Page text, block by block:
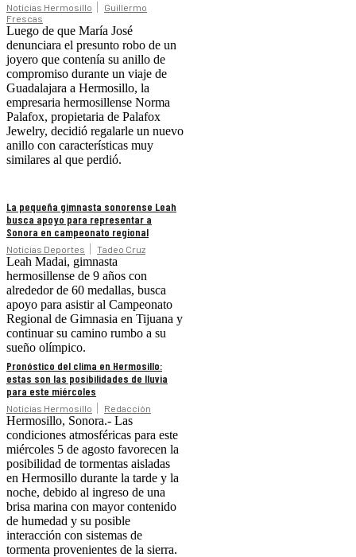
Noticias Hermosillo
Guillermo
Frescas
Luego de que María José
denunciara el presunto robo de un
joyero que contenía su anillo de
compromiso durante un viaje de
Guadalajara a Hermosillo, la
empresaria hermosillense Norma
Palafox, propietaria de Palafox
Jewelry, decidió regalarle un nuevo
anillo con características muy
similares al que perdió.
La pequeña gimnasta sonorense Leah
busca apoyo para representar a
Sonora en campeonato regional
Noticias Deportes Tadeo Cruz
Leah Madai, gimnasta
hermosillense de 9 años con
alrededor de 60 medallas, busca
apoyo para asistir al Campeonato
Regional de Gimnasia en Tijuana y
continuar su camino rumbo a su
sueño olímpico.
Pronóstico del clima en Hermosillo:
estas son las posibilidades de lluvia
para este miércoles
Noticias Hermosillo Redacción
Hermosillo, Sonora.- Las
condiciones atmosféricas para este
miércoles 5 de agosto favorecen la
posibilidad de tormentas aisladas
en Hermosillo durante la tarde y la
noche, debido al ingreso de una
brisa marina con mayor contenido
de humedad y su posible
interacción con sistemas de
tormenta provenientes de la sierra.